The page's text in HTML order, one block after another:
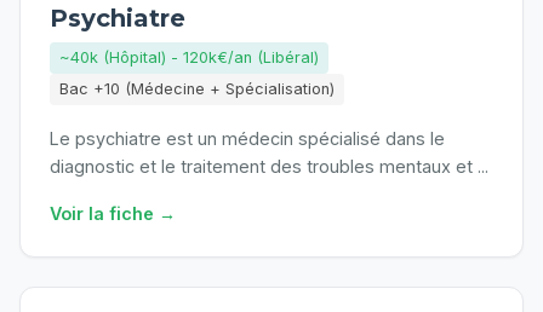
Psychiatre
~40k (Hôpital) - 120k€/an (Libéral)
Bac +10 (Médecine + Spécialisation)
Le psychiatre est un médecin spécialisé dans le
diagnostic et le traitement des troubles mentaux et ...
Voir la fiche →